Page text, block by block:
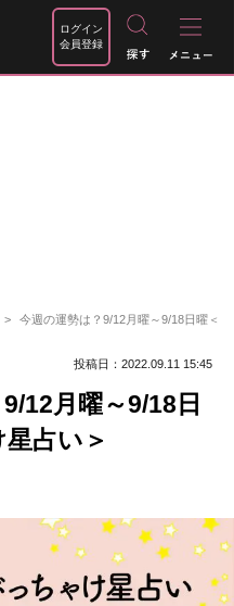
ログイン
会員登録
今週の運勢は？9/12月曜～9/18日曜＜
投稿日：2022.09.11 15:45
12月曜～9/18日
占い＞